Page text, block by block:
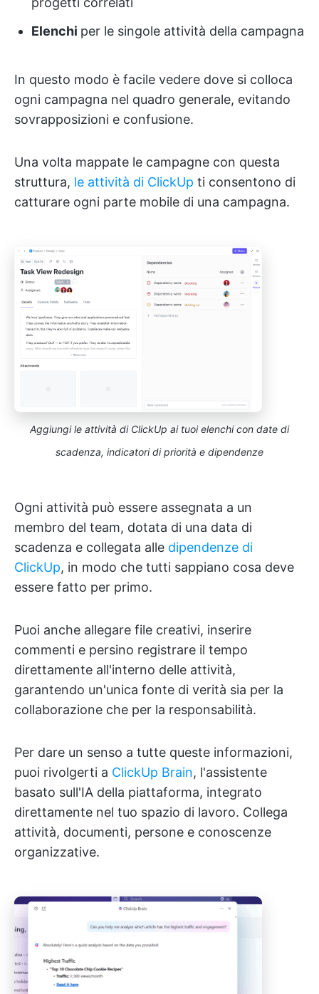
Elenchi per le singole attività della campagna
In questo modo è facile vedere dove si colloca
ogni campagna nel quadro generale, evitando
sovrapposizioni e confusione.
Una volta mappate le campagne con questa
struttura, le attività di ClickUp ti consentono di
catturare ogni parte mobile di una campagna.
Aggiungi le attività di ClickUp ai tuoi elenchi con date di
scadenza, indicatori di priorità e dipendenze
Ogni attività può essere assegnata a un
membro del team, dotata di una data di
scadenza e collegata alle dipendenze di
ClickUp, in modo che tutti sappiano cosa deve
essere fatto per primo.
Puoi anche allegare file creativi, inserire
commenti e persino registrare il tempo
direttamente all'interno delle attività,
garantendo un'unica fonte di verità sia per la
collaborazione che per la responsabilità.
Per dare un senso a tutte queste informazioni,
puoi rivolgerti a ClickUp Brain, l'assistente
basato sull'IA della piattaforma, integrato
direttamente nel tuo spazio di lavoro. Collega
attività, documenti, persone e conoscenze
organizzative.